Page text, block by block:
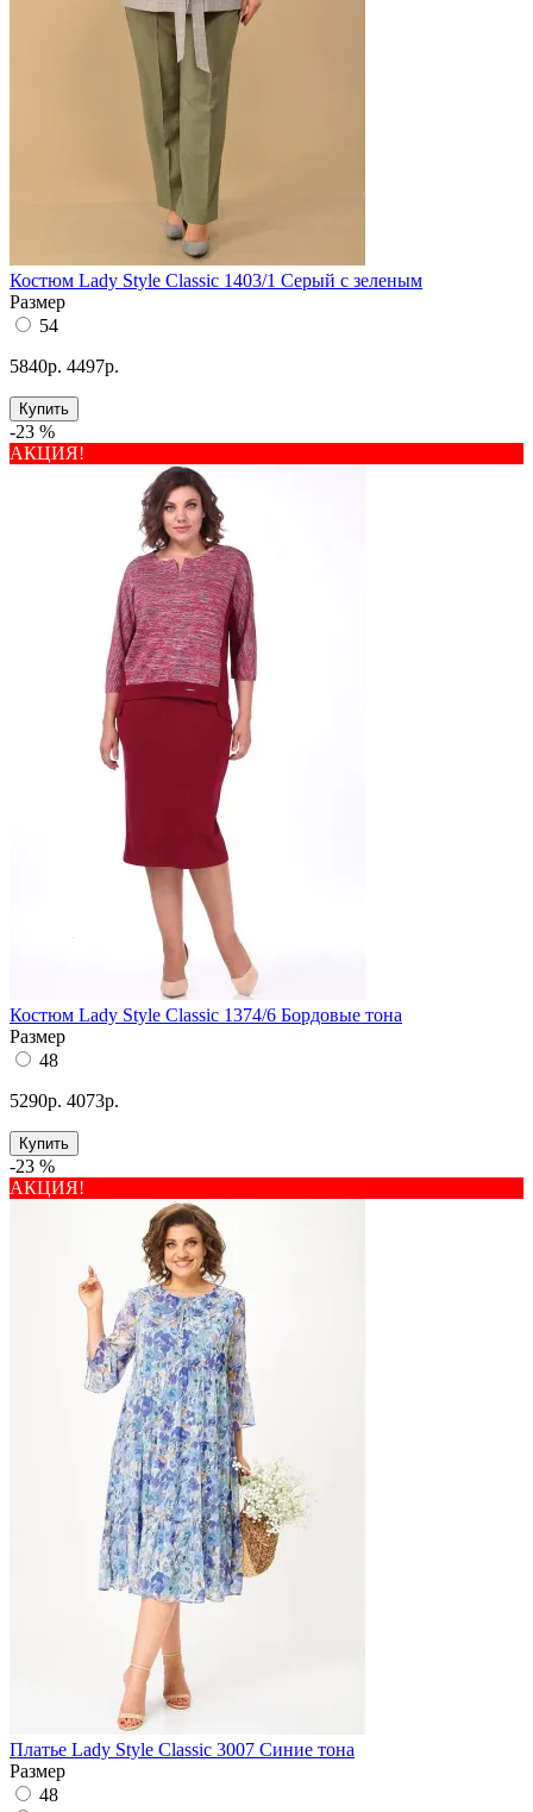
Костюм Lady Style Classic 1403/1 Серый с зеленым
Размер
54
5840р. 4497р.
Купить
-23 %
АКЦИЯ!
Костюм Lady Style Classic 1374/6 Бордовые тона
Размер
48
5290р. 4073р.
Купить
-23 %
АКЦИЯ!
Платье Lady Style Classic 3007 Синие тона
Размер
48